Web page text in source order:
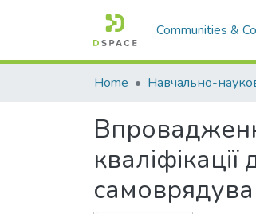
Communities &
Home